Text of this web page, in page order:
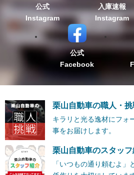
公式
Instagram
入庫速報
Instagram
公式
Facebook
栗山自動車の職人・挑
キラリと光る逸材にフォ
事をお届けします。
栗山自動車のスタッ
「いつもの通り頼むよ